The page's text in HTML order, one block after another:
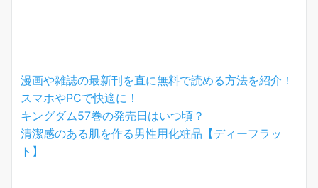
漫画や雑誌の最新刊を直に無料で読める方法を紹介！
スマホやPCで快適に！
キングダム57巻の発売日はいつ頃？
清潔感のある肌を作る男性用化粧品【ディーフラッ
ト】